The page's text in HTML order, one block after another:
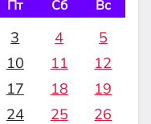
Пт Сб Вс
3 4
5
10 11
12
17 18
19
24 25
26